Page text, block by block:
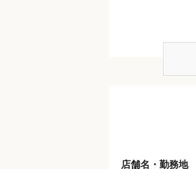
店舗名・勤務地